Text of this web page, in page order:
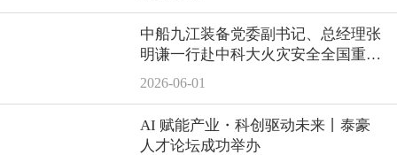
中船九江装备党委副书记、总经理张
明谦一行赴中科大火灾安全全国重点
实验室、上海地区相关单位走访交流
2026-06-01
AI 赋能产业・科创驱动未来丨泰豪
人才论坛成功举办